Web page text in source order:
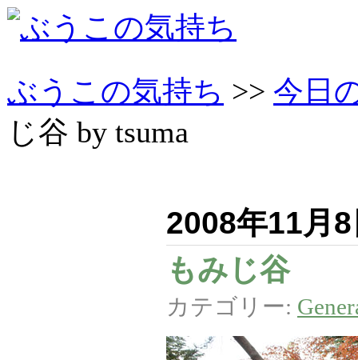
ぶうこの気持ち >> 今日
じ谷 by tsuma
2008年11月
もみじ谷
カテゴリー: